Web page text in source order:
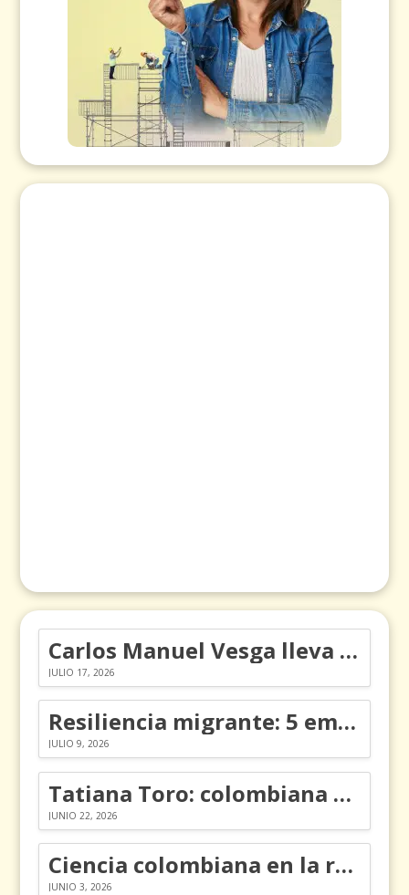
Carlos Manuel Vesga lleva el nombre de Colombia a los Emmy
JULIO 17, 2026
Resiliencia migrante: 5 emociones y cómo gestionarlas
JULIO 9, 2026
Tatiana Toro: colombiana que cambió la historia de las matemáticas
JUNIO 22, 2026
Ciencia colombiana en la revolución de los órganos en chips
JUNIO 3, 2026